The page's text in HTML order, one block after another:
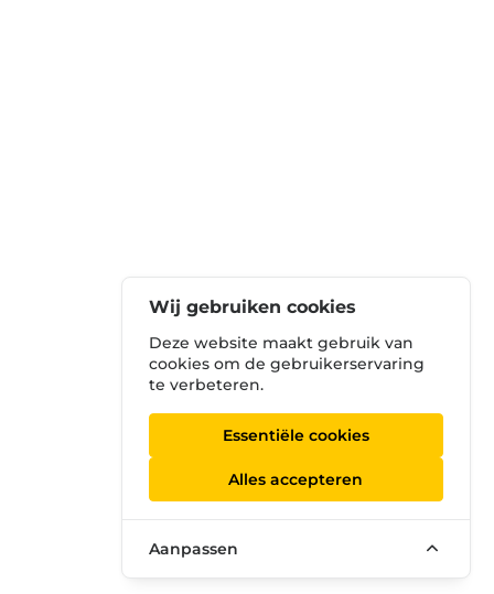
Wij gebruiken cookies
Deze website maakt gebruik van
cookies om de gebruikerservaring
te verbeteren.
Essentiële cookies
Alles accepteren
Aanpassen